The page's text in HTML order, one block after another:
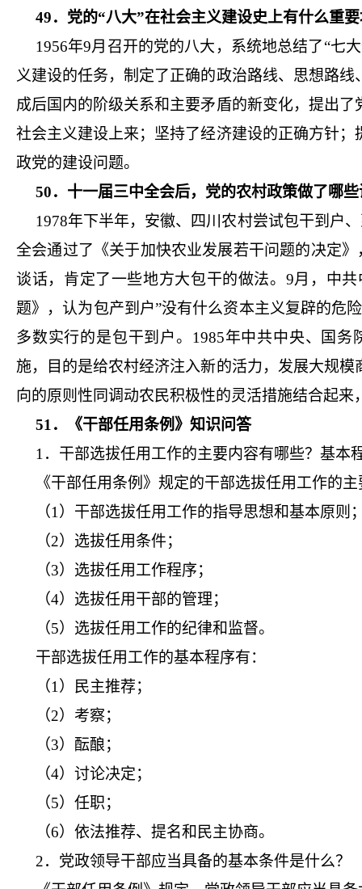
49．党的“八大”在社会主义建设史上有什么重
1956年9月召开的党的八大，系统地总结了“七
义建设的任务，制定了正确的政治路线、思想路
成后国内的阶级关系和主要矛盾的新变化，提出
社会主义建设上来；坚持了经济建设的正确方针
政党的建设问题。
50．十一届三中全会后，党的农村政策做了哪
1978年下半年，安徽、四川农村尝试包干到户
全会通过了《关于加快农业发展若干问题的决定
谈话，肯定了一些地方大包干的做法。9月，中
题》，认为包产到户”没有什么资本主义复辟的危
多数实行的是包干到户。1985年中共中央、国
施，目的是给农村经济注入新的活力，发展大规
向的原则性同调动农民积极性的灵活措施结合起
51．《干部任用条例》知识问答
1．干部选拔任用工作的主要内容有哪些？基本
《干部任用条例》规定的干部选拔任用工作的
（1）干部选拔任用工作的指导思想和基本原则
（2）选拔任用条件；
（3）选拔任用工作程序；
（4）选拔任用干部的管理；
（5）选拔任用工作的纪律和监督。
干部选拔任用工作的基本程序有：
（1）民主推荐；
（2）考察；
（3）酝酿；
（4）讨论决定；
（5）任职；
（6）依法推荐、提名和民主协商。
2．党政领导干部应当具备的基本条件是什么？